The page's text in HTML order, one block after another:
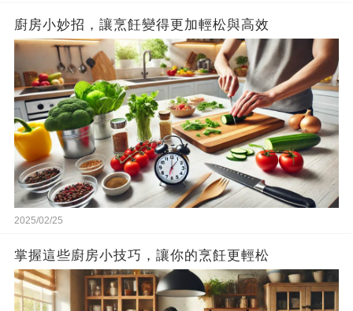
廚房小妙招，讓烹飪變得更加輕松與高效
2025/02/25
掌握這些廚房小技巧，讓你的烹飪更輕松